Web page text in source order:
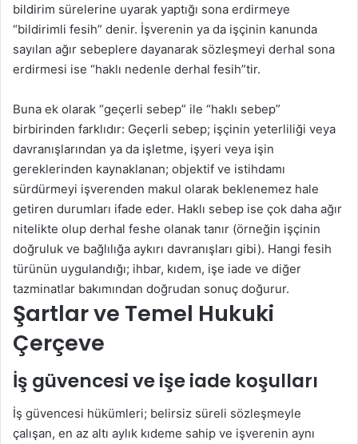
bildirim sürelerine uyarak yaptığı sona erdirmeye
“bildirimli fesih” denir. İşverenin ya da işçinin kanunda
sayılan ağır sebeplere dayanarak sözleşmeyi derhal sona
erdirmesi ise “haklı nedenle derhal fesih”tir.
Buna ek olarak “geçerli sebep” ile “haklı sebep”
birbirinden farklıdır: Geçerli sebep; işçinin yeterliliği veya
davranışlarından ya da işletme, işyeri veya işin
gereklerinden kaynaklanan; objektif ve istihdamı
sürdürmeyi işverenden makul olarak beklenemez hale
getiren durumları ifade eder. Haklı sebep ise çok daha ağır
nitelikte olup derhal feshe olanak tanır (örneğin işçinin
doğruluk ve bağlılığa aykırı davranışları gibi). Hangi fesih
türünün uygulandığı; ihbar, kıdem, işe iade ve diğer
tazminatlar bakımından doğrudan sonuç doğurur.
Şartlar ve Temel Hukuki
Çerçeve
İş güvencesi ve işe iade koşulları
İş güvencesi hükümleri; belirsiz süreli sözleşmeyle
çalışan, en az altı aylık kıdeme sahip ve işverenin aynı